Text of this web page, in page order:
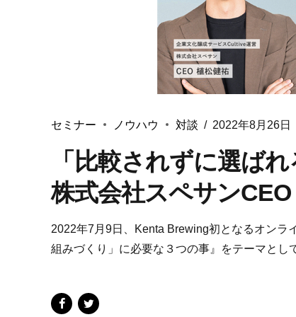
セミナー ノウハウ 対談 2022年8月26日
「比較されずに選ば
株式会社スペサンCEO
2022年7月9日、Kenta Brewing初となるオンラ
組みづくり」に必要な３つの事』をテーマとし